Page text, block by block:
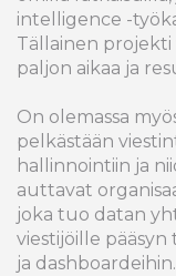
intelligence -
Tällainen
paljon aikaa ja
On olemassa
pelkästään
hallinnointiin ja
auttavat
joka tuo datan
viestijöille
ja